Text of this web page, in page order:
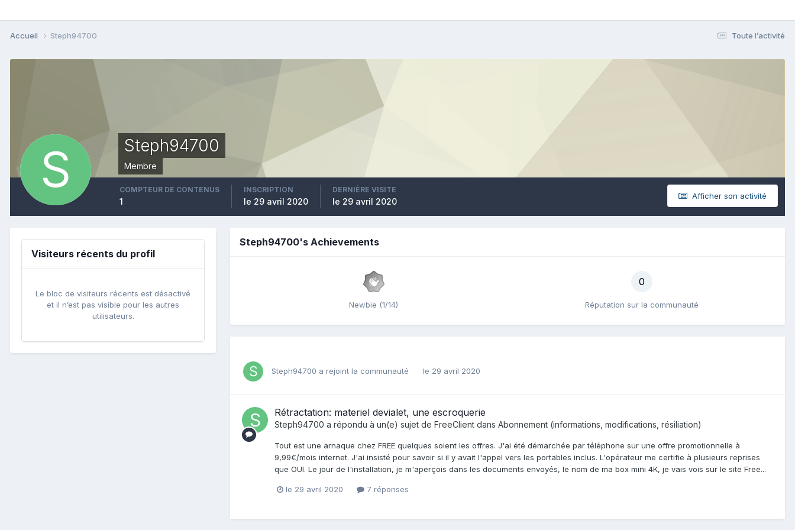
Toute l’activité
Accueil Steph94700
Steph94700
Membre
Afficher son activité
COMPTEUR DE CONTENUS
1
INSCRIPTION
le 29 avril 2020
DERNIÈRE VISITE
le 29 avril 2020
Visiteurs récents du profil
Le bloc de visiteurs récents est désactivé
et il n’est pas visible pour les autres
utilisateurs.
Steph94700's Achievements
Newbie (1/14)
0
Réputation sur la communauté
Steph94700 a rejoint la communauté le 29 avril 2020
Rétractation: materiel devialet, une escroquerie
Steph94700 a répondu à un(e) sujet de FreeClient dans Abonnement (informations, modifications, résiliation)
Tout est une arnaque chez FREE quelques soient les offres. J'ai été démarchée par téléphone sur une offre promotionnelle à
9,99€/mois internet. J'ai insisté pour savoir si il y avait l'appel vers les portables inclus. L'opérateur me certifie à plusieurs reprises
que OUI. Le jour de l'installation, je m'aperçois dans les documents envoyés, le nom de ma box mini 4K, je vais vois sur le site Free...
le 29 avril 2020 7 réponses